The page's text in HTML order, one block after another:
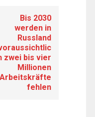
Bis 2030
werden in
Russland
zwei bis vier
Millionen
Arbeitskräfte
fehlen